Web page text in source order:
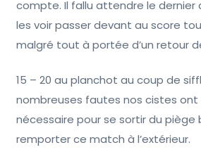
compte. Il fallu attendre le dernier
les voir passer devant au score
malgré tout à portée d’un retour
15 – 20 au planchot au coup de
nombreuses fautes nos cistes ont
nécessaire pour se sortir du piège
remporter ce match à l’extérieur.